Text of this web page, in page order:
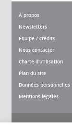
À propos
Newsletters
Équipe / crédits
Nous contacter
Charte d'utilisation
Plan du site
Données personnelles
Mentions légales